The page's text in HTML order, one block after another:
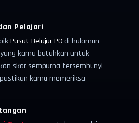
Pelajari
Pusat Belajar PC di halaman
kamu butuhkan untuk
skor sempurna tersembunyi
kamu memeriksa